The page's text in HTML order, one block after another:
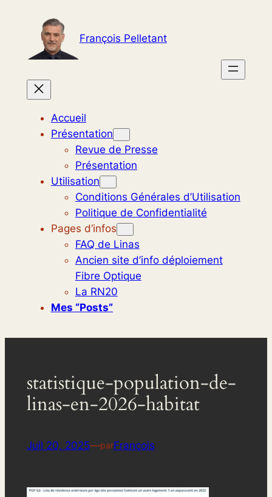
contenu
François Pelletant
Accueil
Présentation
Revue de Presse
Présentation
Utilisation
Conditions Générales d’Utilisation
Politique de Confidentialité
Pages d’infos
FAQ de Linas
Ancien site d’info déploiement
Fibre Optique
La RN20
Mes “posts”
statistique-population-de-
linas-en-2026-habitat
Juil 20, 2025—parFrançois